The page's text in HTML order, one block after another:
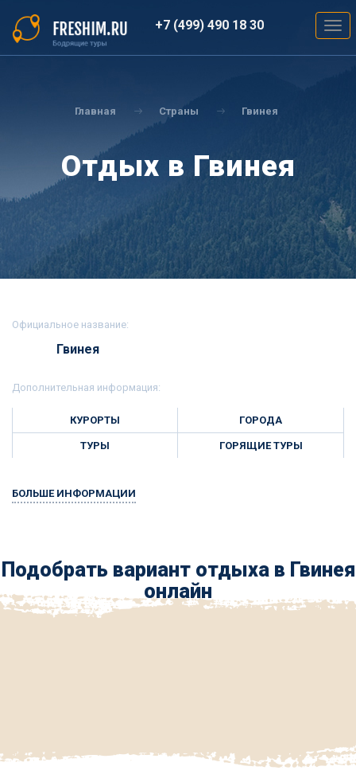
основному
содержанию
+7 (499) 490 18 30
Главная Страны Гвинея
Отдых в Гвинея
Официальное название:
Гвинея
Дополнительная информация:
КУРОРТЫ ГОРОДА
ТУРЫ ГОРЯЩИЕ ТУРЫ
БОЛЬШЕ ИНФОРМАЦИИ
Подобрать вариант отдыха в Гвинея
онлайн